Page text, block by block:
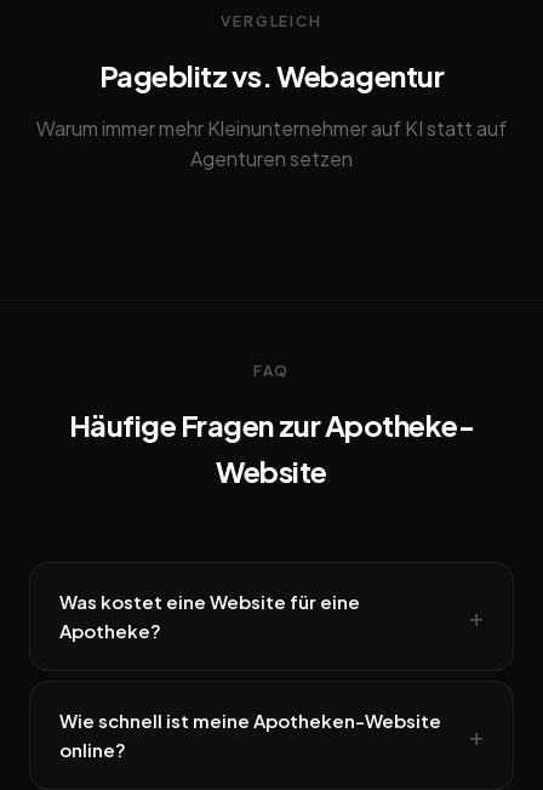
VERGLEICH
Pageblitz vs. Webagentur
Warum immer mehr Kleinunternehmer auf KI statt auf
Agenturen setzen
FAQ
Häufige Fragen zur Apotheke-
Website
Was kostet eine Website für eine
Apotheke?
Wie schnell ist meine Apotheken-Website
online?